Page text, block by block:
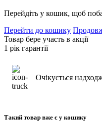
Перейдіть у кошик, щоб
Перейти до кошику
Товар бере участь в акції
1 рік гарантії
Очікується
Такий товар вже є у кошику